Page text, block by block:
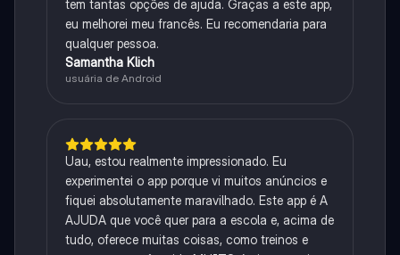
tem tantas opções de ajuda. Graças a este app,
eu melhorei meu francês. Eu recomendaria para
qualquer pessoa.
Samantha Klich
usuária de Android
Uau, estou realmente impressionado. Eu
experimentei o app porque vi muitos anúncios e
fiquei absolutamente maravilhado. Este app é A
AJUDA que você quer para a escola e, acima de
tudo, oferece muitas coisas, como treinos e